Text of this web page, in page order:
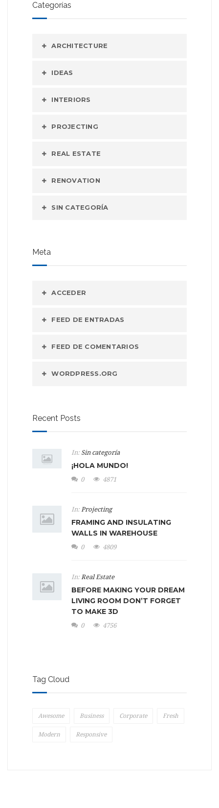
Categorías
ARCHITECTURE
IDEAS
INTERIORS
PROJECTING
REAL ESTATE
RENOVATION
SIN CATEGORÍA
Meta
ACCEDER
FEED DE ENTRADAS
FEED DE COMENTARIOS
WORDPRESS.ORG
Recent Posts
In: Sin categoría
¡HOLA MUNDO!
0 4871
In: Projecting
FRAMING AND INSULATING
WALLS IN WAREHOUSE
0 4809
In: Real Estate
BEFORE MAKING YOUR DREAM
LIVING ROOM DON’T FORGET
TO MAKE 3D
0 4756
Tag Cloud
Awesome Business Corporate Fresh
Modern Responsive